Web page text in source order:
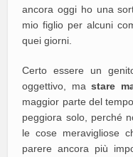
ancora oggi ho una
mio figlio per alcuni
quei giorni.
Certo essere un
oggettivo, mastare
maggior parte del
peggiora solo, perché
le cose meravigliose
parere ancora più